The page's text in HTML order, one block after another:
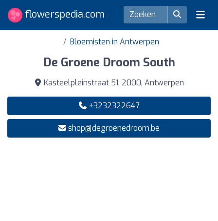
flowerspedia.com
Bloemisten in Antwerpen
De Groene Droom South
Kasteelpleinstraat 51, 2000, Antwerpen
+3232322647
shop@degroenedroom.be